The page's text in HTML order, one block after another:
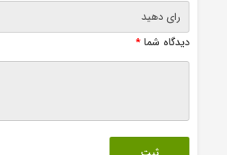
دیدگاه شما*